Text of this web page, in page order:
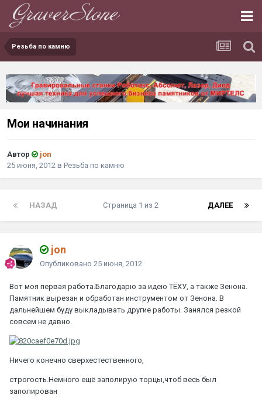
Резьба по камню
Мои начинания
Автор
jon
25 июня, 2012 в Резьба по камню
НАЗАД ДАЛЕЕ
Страница 1 из 2
jon
Опубликовано 25 июня, 2012
Вот моя первая работа.Благодарю за идею ТЁХУ, а также Зенона.
Памятник вырезан и обработан инструментом от Зенона. В
дальнейшем буду выкладывать другие работы. Занялся резкой
совсем не давно.
Ничего конечно сверхестественного,
строгость.Немного ещё заполирую торцы,чтоб весь был
заполирован